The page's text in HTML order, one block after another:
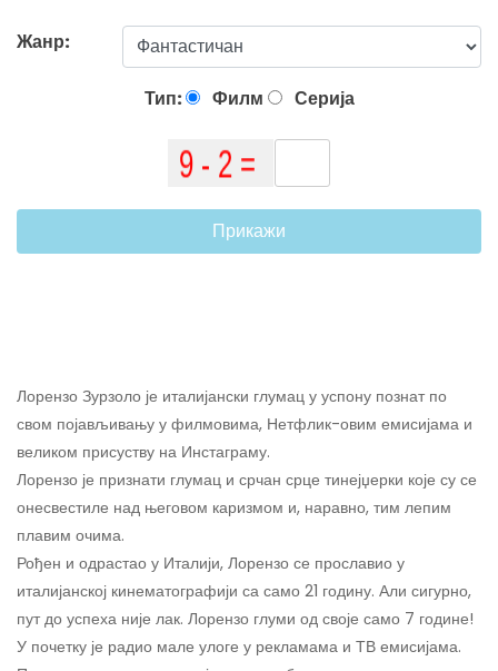
Жанр:
Тип: Филм Серија
Прикажи
Лорензо Зурзоло је италијански глумац у успону познат по
свом појављивању у филмовима, Нетфлик-овим емисијама и
великом присуству на Инстаграму.
Лорензо је признати глумац и срчан срце тинејџерки које су се
онесвестиле над његовом каризмом и, наравно, тим лепим
плавим очима.
Рођен и одрастао у Италији, Лорензо се прославио у
италијанској кинематографији са само 21 годину. Али сигурно,
пут до успеха није лак. Лорензо глуми од своје само 7 године!
У почетку је радио мале улоге у рекламама и ТВ емисијама.